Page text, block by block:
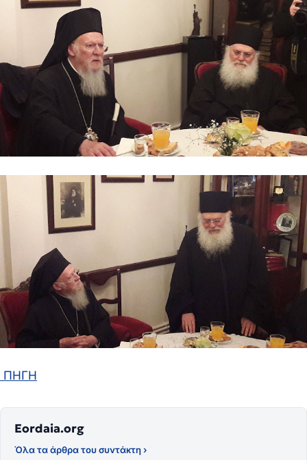
ΠΗΓΗ
Eordaia.org
Όλα τα άρθρα του συντάκτη ›